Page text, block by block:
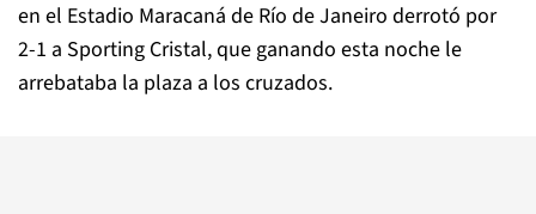
en el Estadio Maracaná de Río de Janeiro derrotó por
2-1 a Sporting Cristal, que ganando esta noche le
arrebataba la plaza a los cruzados.